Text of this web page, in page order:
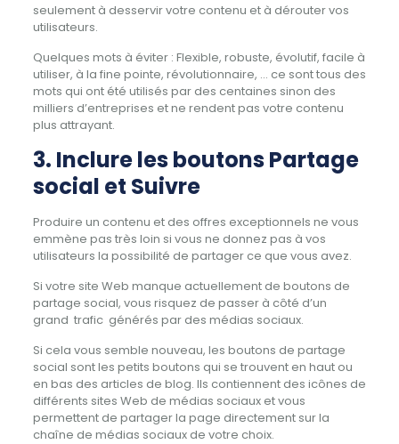
seulement à desservir votre contenu et à dérouter vos
utilisateurs.
Quelques mots à éviter : Flexible, robuste, évolutif, facile à
utiliser, à la fine pointe, révolutionnaire, … ce sont tous des
mots qui ont été utilisés par des centaines sinon des
milliers d’entreprises et ne rendent pas votre contenu
plus attrayant.
3. Inclure les boutons Partage
social et Suivre
Produire un contenu et des offres exceptionnels ne vous
emmène pas très loin si vous ne donnez pas à vos
utilisateurs la possibilité de partager ce que vous avez.
Si votre site Web manque actuellement de boutons de
partage social, vous risquez de passer à côté d’un
grand trafic générés par des médias sociaux.
Si cela vous semble nouveau, les boutons de partage
social sont les petits boutons qui se trouvent en haut ou
en bas des articles de blog. Ils contiennent des icônes de
différents sites Web de médias sociaux et vous
permettent de partager la page directement sur la
chaîne de médias sociaux de votre choix.